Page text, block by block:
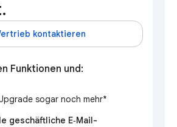
kontaktieren
Funktionen und:
sogar noch mehr*
geschäftliche E‑Mail-